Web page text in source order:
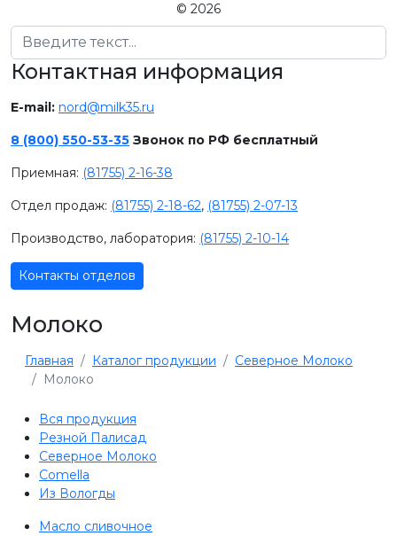
© 2026
Поиск
Контактная информация
E-mail: nord@milk35.ru
8 (800) 550-53-35 Звонок по РФ бесплатный
Приемная: (81755) 2-16-38
Отдел продаж: (81755) 2-18-62, (81755) 2-07-13
Производство, лаборатория: (81755) 2-10-14
Контакты отделов
Молоко
Главная Каталог продукции
Северное Молоко
Молоко
Вся продукция
Резной Палисад
Северное Молоко
Comеlla
Из Вологды
Масло сливочное